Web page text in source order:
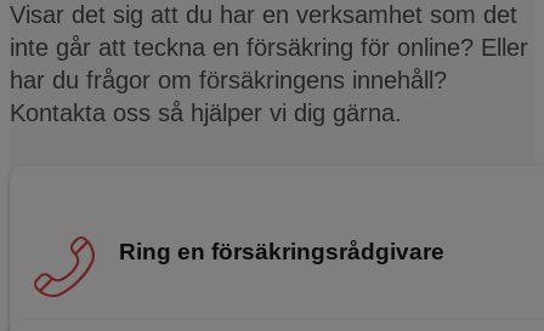
Visar det sig att du har en verksamhet som det
inte går att teckna en försäkring för online? Eller
har du frågor om försäkringens innehåll?
Kontakta oss så hjälper vi dig gärna.
Ring en försäkringsrådgivare